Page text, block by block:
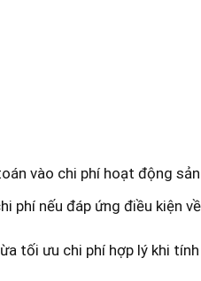
vào chi phí hoạt động
phí nếu đáp ứng điều kiện
tối ưu chi phí hợp lý khi